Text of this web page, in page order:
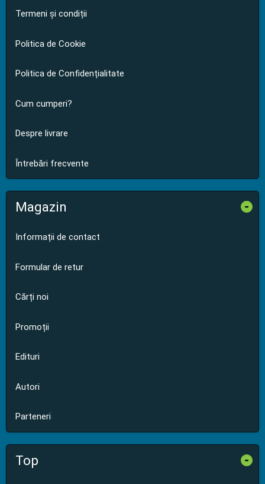
Termeni și condiții
Politica de Cookie
Politica de Confidențialitate
Cum cumperi?
Despre livrare
Întrebări frecvente
Magazin -
Informații de contact
Formular de retur
Cărți noi
Promoții
Edituri
Autori
Parteneri
Top -